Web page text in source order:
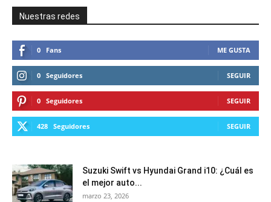
Nuestras redes
0 Fans ME GUSTA
0 Seguidores SEGUIR
0 Seguidores SEGUIR
428 Seguidores SEGUIR
Suzuki Swift vs Hyundai Grand i10: ¿Cuál es
el mejor auto...
marzo 23, 2026